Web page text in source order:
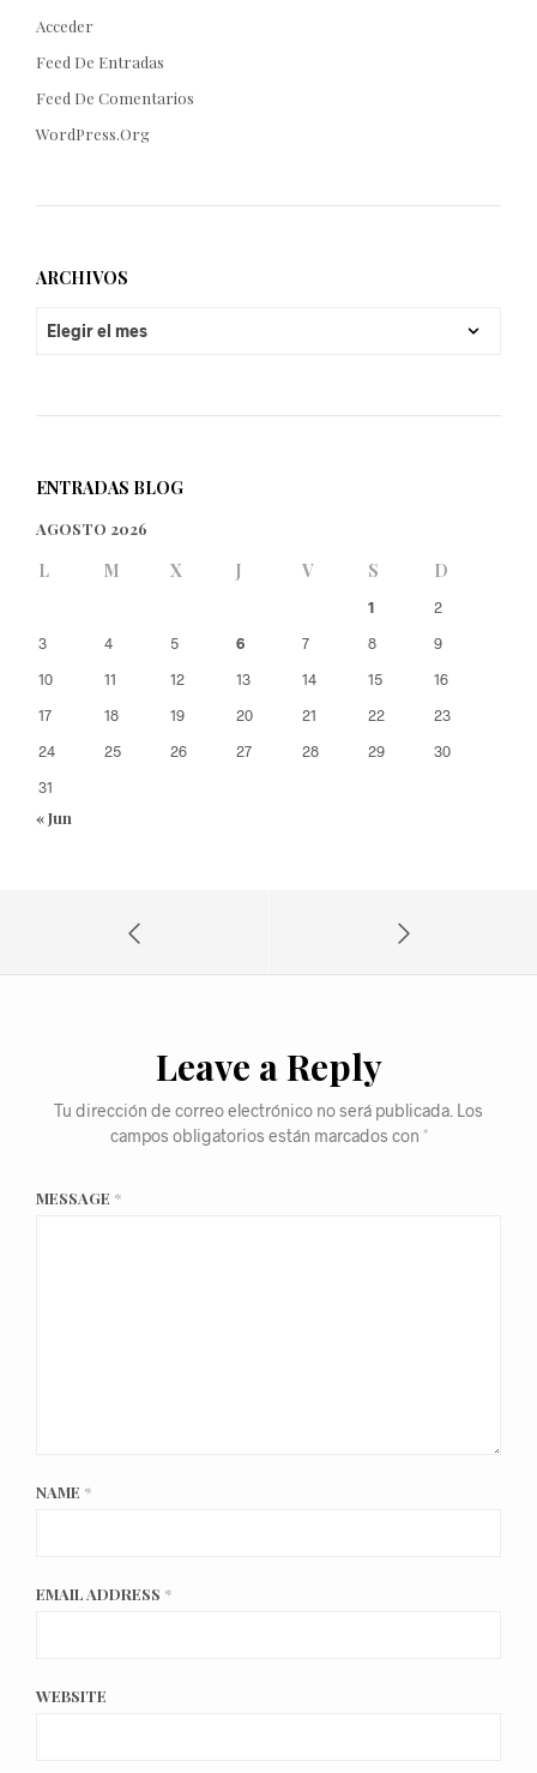
Acceder
Feed De Entradas
Feed De Comentarios
WordPress.org
ARCHIVOS
ARCHIVOS
ENTRADAS BLOG
AGOSTO 2026
L M X J V S D
1
2
3
4 5 6 7 8
9
10
11 12 13 14 15
16
17
18 19 20 21 22
23
24
25 26 27 28 29
30
31
« Jun
Leave a Reply
Tu dirección de correo electrónico no será publicada. Los
campos obligatorios están marcados con *
MESSAGE *
NAME *
EMAIL ADDRESS *
WEBSITE